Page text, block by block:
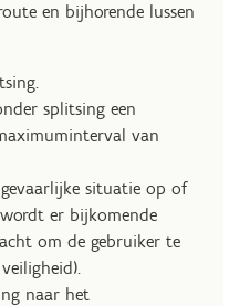
en bijhorende lussen
splitsing een
van
situatie op of
er bijkomende
om de gebruiker te
naar het